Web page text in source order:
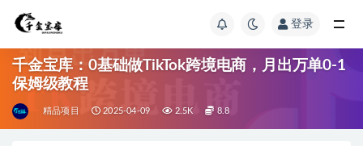
登录
千金宝库：0基础做TikTok跨境电商，月出万单0-1
保姆级教程
精品项目 2025-04-09 2.5K 8.8